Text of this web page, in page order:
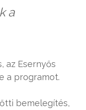
a
az Esernyős
a programot.
bemelegítés,